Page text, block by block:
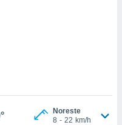
Noreste
8 - 22 km/h